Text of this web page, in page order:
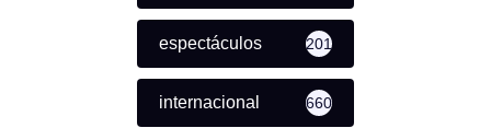
espectáculos 201
internacional 660